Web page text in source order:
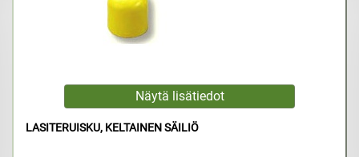
LASITERUISKU, KELTAINEN SÄILIÖ